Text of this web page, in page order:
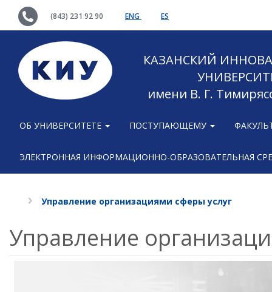
(843) 231 92 90 ENG ES
КАЗАНСКИЙ
имени В. Г.
ОБ УНИВЕРСИТЕТЕ ПОСТУПАЮЩЕМУ
ЭЛЕКТРОННАЯ ИНФОРМАЦИОННО-ОБРАЗОВАТЕЛЬНАЯ
Управление организациями сферы услуг
Управление